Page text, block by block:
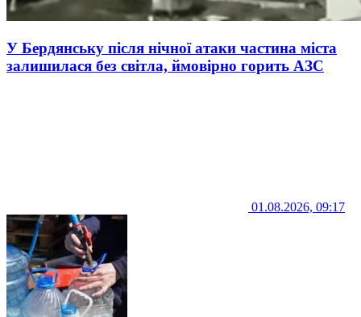
У Бердянську після нічної атаки частина міста
залишилася без світла, ймовірно горить АЗС
01.08.2026, 09:17